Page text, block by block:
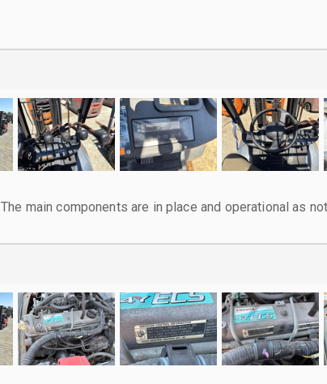
The main components are in place and operational as